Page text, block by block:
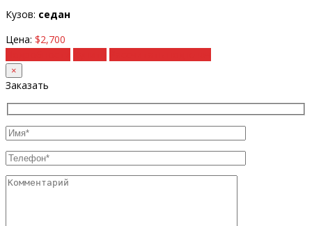
Кузов: седан
Цена: $2,700
×
Заказать